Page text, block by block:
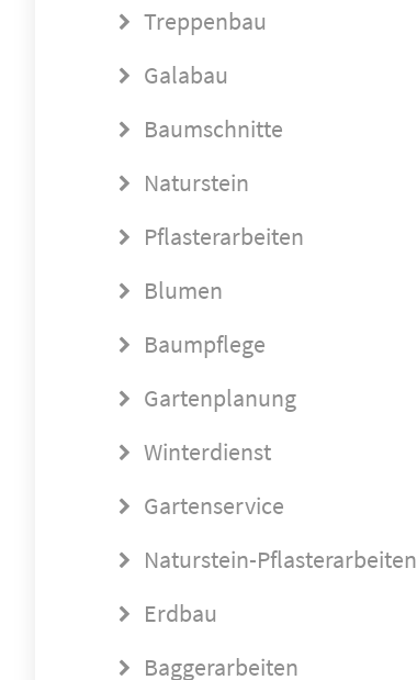
Treppenbau
Galabau
Baumschnitte
Naturstein
Pflasterarbeiten
Blumen
Baumpflege
Gartenplanung
Winterdienst
Gartenservice
Naturstein-Pflasterarbeiten
Erdbau
Baggerarbeiten